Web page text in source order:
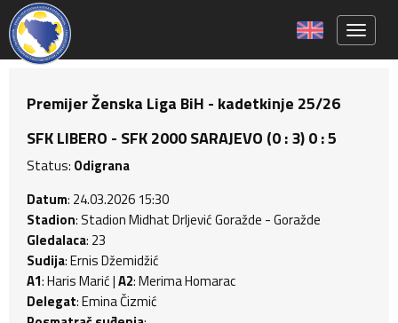
Premijer Ženska Liga BiH - kadetkinje 25/26
SFK LIBERO - SFK 2000 SARAJEVO (0 : 3) 0 : 5
Status: Odigrana
Datum: 24.03.2026 15:30
Stadion: Stadion Midhat Drljević Goražde - Goražde
Gledalaca: 23
Sudija: Ernis Džemidžić
A1: Haris Marić |A2: Merima Homarac
Delegat: Emina Čizmić